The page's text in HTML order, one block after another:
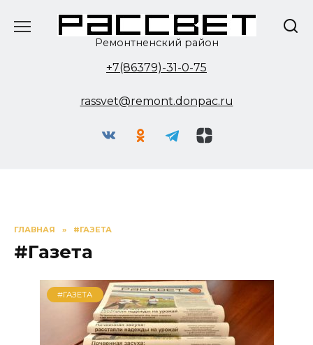
Ремонтненский район
+7(86379)-31-0-75
rassvet@remont.donpac.ru
ГЛАВНАЯ » #ГАЗЕТА
#Газета
#ГАЗЕТА